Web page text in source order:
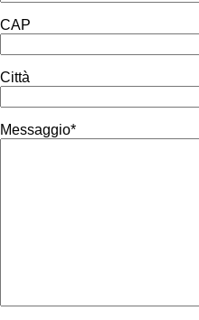
CAP
Città
Messaggio*